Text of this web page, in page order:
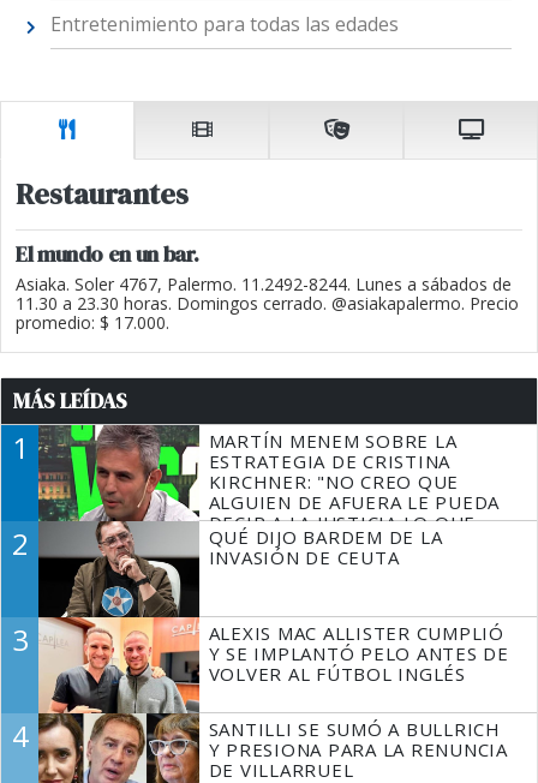
Entretenimiento para todas las edades
Restaurantes
El mundo en un bar.
Asiaka. Soler 4767, Palermo. 11.2492-8244. Lunes a sábados de
11.30 a 23.30 horas. Domingos cerrado. @asiakapalermo. Precio
promedio: $ 17.000.
MÁS LEÍDAS
1
MARTÍN MENEM SOBRE LA
ESTRATEGIA DE CRISTINA
KIRCHNER: "NO CREO QUE
ALGUIEN DE AFUERA LE PUEDA
DECIR A LA JUSTICIA LO QUE
TIENE QUE HACER"
2
QUÉ DIJO BARDEM DE LA
INVASIÓN DE CEUTA
3
ALEXIS MAC ALLISTER CUMPLIÓ
Y SE IMPLANTÓ PELO ANTES DE
VOLVER AL FÚTBOL INGLÉS
4
SANTILLI SE SUMÓ A BULLRICH
Y PRESIONA PARA LA RENUNCIA
DE VILLARRUEL